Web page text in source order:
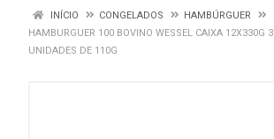
INÍCIO CONGELADOS
HAMBÚRGUER
HAMBURGUER 100 BOVINO WESSEL CAIXA 12X330G 3
UNIDADES DE 110G